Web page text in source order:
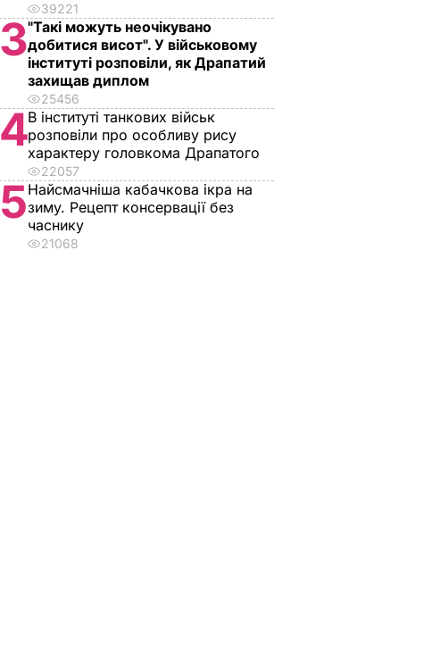
39221
3"Такі можуть неочікувано
добитися висот". У військовому
інституті розповіли, як Драпатий
захищав диплом
25456
4В інституті танкових військ
розповіли про особливу рису
характеру головкома Драпатого
22057
5Найсмачніша кабачкова ікра на
зиму. Рецепт консервації без
часнику
21068